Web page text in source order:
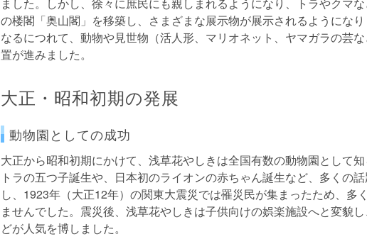
ました。しかし、徐々に庶民にも親しまれるようになり、トラやクマ
の楼閣「奥山閣」を移築し、さまざまな展示物が展示されるようにな
なるにつれて、動物や見世物（活人形、マリオネット、ヤマガラの芸
置が進みました。
大正・昭和初期の発展
動物園としての成功
大正から昭和初期にかけて、浅草花やしきは全国有数の動物園として知
トラの五つ子誕生や、日本初のライオンの赤ちゃん誕生など、多くの
し、1923年（大正12年）の関東大震災では罹災民が集まったため、多
ませんでした。震災後、浅草花やしきは子供向けの娯楽施設へと変貌
どが人気を博しました。